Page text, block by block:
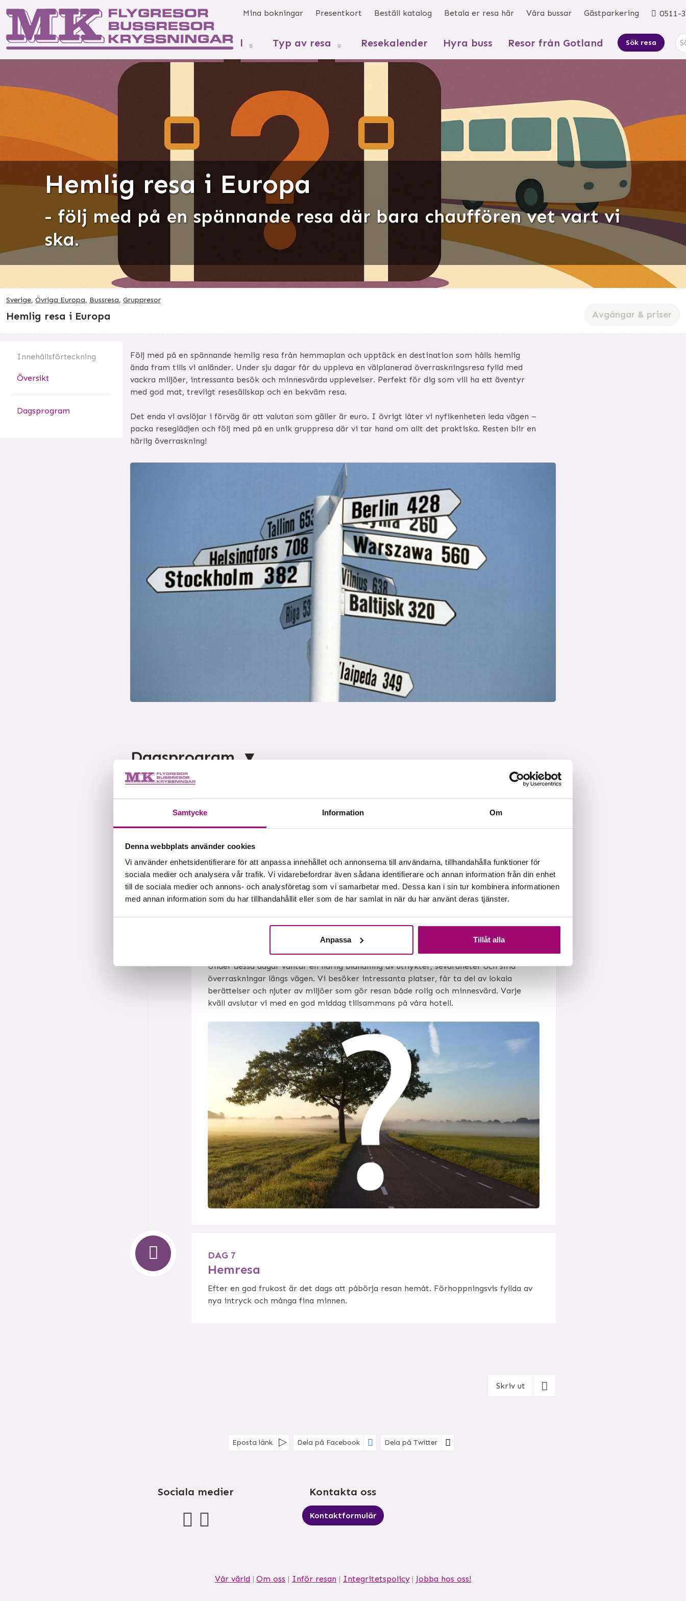
Samtycke Information Om
Denna webbplats använder cookies
Vi använder enhetsidentifierare för att anpassa innehållet och annonserna till användarna, tillhandahålla funktioner för
sociala medier och analysera vår trafik. Vi vidarebefordrar även sådana identifierare och annan information från din enhet
till de sociala medier och annons- och analysföretag som vi samarbetar med. Dessa kan i sin tur kombinera informationen
med annan information som du har tillhandahållit eller som de har samlat in när du har använt deras tjänster.
Anpassa Tillåt alla
Start Kontakta oss Mina bokningar Presentkort Beställ katalog Betala er resa här Våra bussar Gästparkering 0511-
Resmål Typ av resa Resekalender Hyra buss Resor från Gotland Sök resa
Hemlig resa i Europa
- följ med på en spännande resa där bara chauffören vet vart vi
ska.
Sverige, Övriga Europa, Bussresa, Gruppresor
Hemlig resa i Europa Avgångar & priser
Innehållsförteckning
Översikt
Dagsprogram
Följ med på en spännande hemlig resa från hemmaplan och upptäck en destination som hålls hemlig
ända fram tills vi anländer. Under sju dagar får du uppleva en välplanerad överraskningsresa fylld med
vackra miljöer, intressanta besök och minnesvärda upplevelser. Perfekt för dig som vill ha ett äventyr
med god mat, trevligt resesällskap och en bekväm resa.
Det enda vi avslöjar i förväg är att valutan som gäller är euro. I övrigt låter vi nyfikenheten leda vägen –
packa reseglädjen och följ med på en unik gruppresa där vi tar hand om allt det praktiska. Resten blir en
härlig överraskning!
Dagsprogram
Dagsprogram
vi genom vackra miljöer innan vi når vårt hotell, där vi avslutar kvällen med en
gemensam middag.
Hemliga upplevelser
Under dessa dagar väntar en härlig blandning av utflykter, sevärdheter och små
överraskningar längs vägen. Vi besöker intressanta platser, får ta del av lokala
berättelser och njuter av miljöer som gör resan både rolig och minnesvärd. Varje
kväll avslutar vi med en god middag tillsammans på våra hotell.
DAG 7
Hemresa
Efter en god frukost är det dags att påbörja resan hemåt. Förhoppningsvis fyllda av
nya intryck och många fina minnen.
Skriv ut
Eposta länk Dela på Facebook Dela på Twitter
Sociala medier Kontakta oss
Kontaktformulär
Vår värld Om oss Inför resan Integritetspolicy Jobba hos oss!